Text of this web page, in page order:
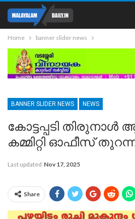
Home banner slider news
BANNER SLIDER NEWS NEWS
കോട്ടപ്പടി
കമ്മിറ്റി ഓഫീസ്
Last updated Nov 17, 2025
Share